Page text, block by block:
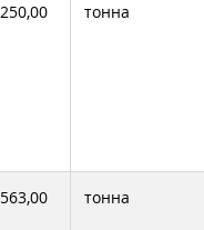
250,00 тонна
563,00 тонна